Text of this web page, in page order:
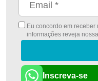
Eu concordo em
informações reveja nossa
Inscreva-se